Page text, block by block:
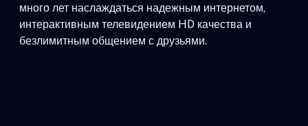
много лет наслаждаться надежным интернетом,
интерактивным телевидением HD качества и
безлимитным общением с друзьями.